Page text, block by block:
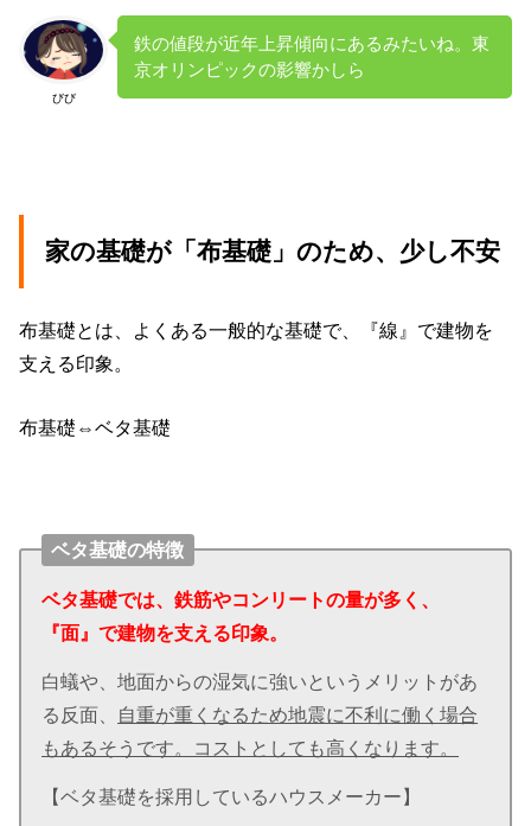
びび
鉄の値段が近年上昇傾向にあるみたいね。東
京オリンピックの影響かしら
家の基礎が「布基礎」のため、少し不安
布基礎とは、よくある一般的な基礎で、『線』で建物を
支える印象。
布基礎⇔ベタ基礎
ベタ基礎の特徴
ベタ基礎では、鉄筋やコンリートの量が多く、
『面』で建物を支える印象。
白蟻や、地面からの湿気に強いというメリットがあ
る反面、
自重が重くなるため地震に不利に働く場合
もあるそうです。コストとしても高くなります。
【ベタ基礎を採用しているハウスメーカー】